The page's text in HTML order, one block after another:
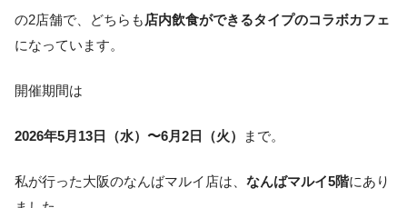
の2店舗で、どちらも 店内飲食ができるタイプのコラボカフェ
になっています。
開催期間は
2026年5月13日（水）〜6月2日（火） まで。
私が行った大阪のなんばマルイ店は、 なんばマルイ5階にあり